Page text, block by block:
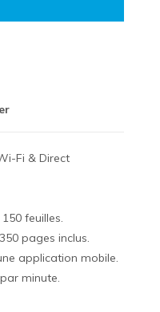
Fi & Direct
feuilles.
pages inclus.
application mobile.
minute.